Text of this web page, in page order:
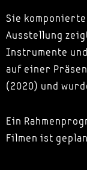
Sie
Ausstellung
Instrumente
auf einer
(2020) und
Ein
Filmen ist